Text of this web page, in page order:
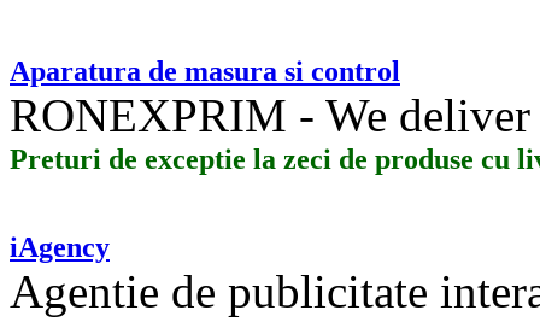
Aparatura de masura si control
RONEXPRIM - We deliver
Preturi de exceptie la zeci de produse cu
iAgency
Agentie de publicitate